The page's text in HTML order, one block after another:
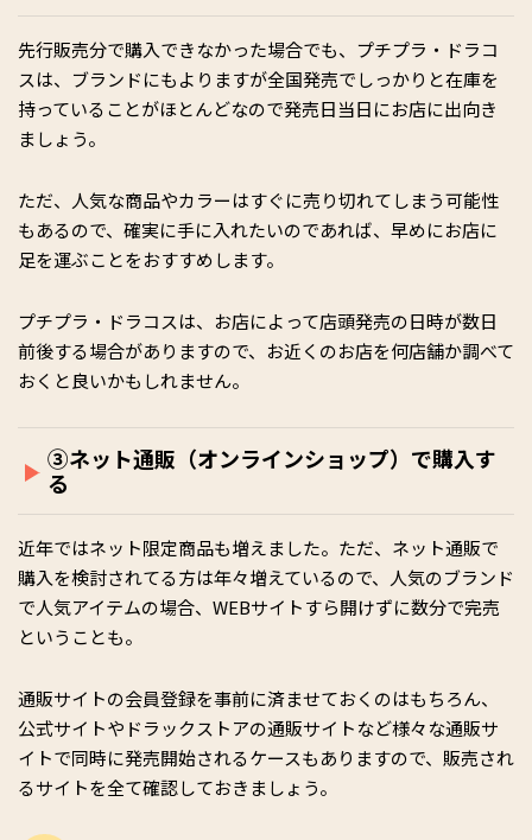
先行販売分で購入できなかった場合でも、プチプラ・ドラコ
スは、ブランドにもよりますが全国発売でしっかりと在庫を
持っていることがほとんどなので発売日当日にお店に出向き
ましょう。
ただ、人気な商品やカラーはすぐに売り切れてしまう可能性
もあるので、確実に手に入れたいのであれば、早めにお店に
足を運ぶことをおすすめします。
プチプラ・ドラコスは、お店によって店頭発売の日時が数日
前後する場合がありますので、お近くのお店を何店舗か調べて
おくと良いかもしれません。
③ネット通販（オンラインショップ）で購入す
る
近年ではネット限定商品も増えました。ただ、ネット通販で
購入を検討されてる方は年々増えているので、人気のブランド
で人気アイテムの場合、WEBサイトすら開けずに数分で完売
ということも。
通販サイトの会員登録を事前に済ませておくのはもちろん、
公式サイトやドラックストアの通販サイトなど様々な通販サ
イトで同時に発売開始されるケースもありますので、販売され
るサイトを全て確認しておきましょう。